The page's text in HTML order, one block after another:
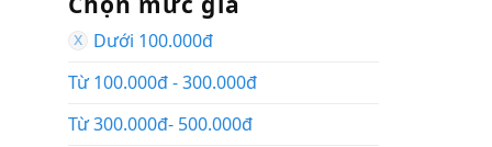
Dưới 100.000đ
Từ 100.000đ - 300.000đ
Từ 300.000đ- 500.000đ